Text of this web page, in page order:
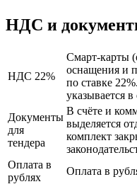
НДС и
НДС 22%
Смарт-карты
оснащения и
по ставке
указывается
Документы
для
тендера
В счёте и
выделяется
комплект
Оплата в
рублях
Оплата в